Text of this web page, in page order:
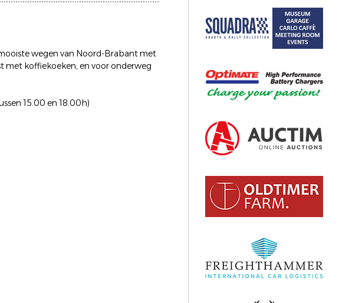
wegen van Noord-Brabant met
met koffiekoeken, en voor onderweg
15.00 en 18.00h)